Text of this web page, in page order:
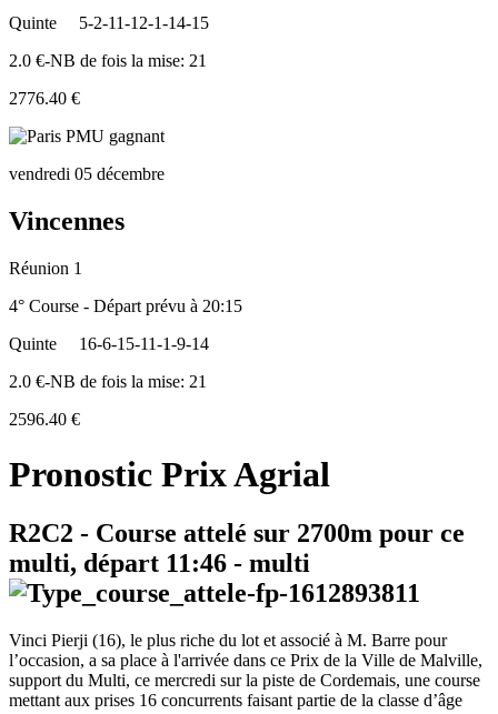
Quinte
5-2-11-12-1-14-15
2.0 €-NB de fois la mise: 21
2776.40 €
vendredi 05 décembre
Vincennes
Réunion 1
4° Course - Départ prévu à 20:15
Quinte
16-6-15-11-1-9-14
2.0 €-NB de fois la mise: 21
2596.40 €
Pronostic Prix Agrial
R2C2 - Course attelé sur 2700m pour ce
multi, départ 11:46 - multi
Vinci Pierji (16), le plus riche du lot et associé à M. Barre pour
l’occasion, a sa place à l'arrivée dans ce Prix de la Ville de Malville,
support du Multi, ce mercredi sur la piste de Cordemais, une course
mettant aux prises 16 concurrents faisant partie de la classe d’âge